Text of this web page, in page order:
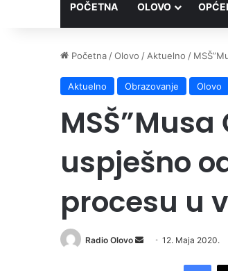
POČETNA OLOVO
Početna /Olovo / Aktuelno /
Aktuelno Obrazovanje Olovo
uspješno
procesu u
Radio Olovo
Send12. Maja 2020.